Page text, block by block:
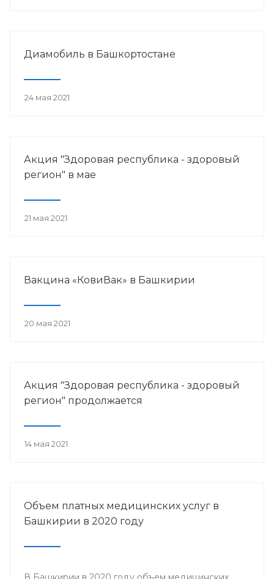
Диамобиль в Башкортостане
24 мая 2021
Акция "Здоровая республика - здоровый
регион" в мае
21 мая 2021
Вакцина «КовиВак» в Башкирии
20 мая 2021
Акция "Здоровая республика - здоровый
регион" продолжается
14 мая 2021
Объем платных медицинских услуг в
Башкирии в 2020 году